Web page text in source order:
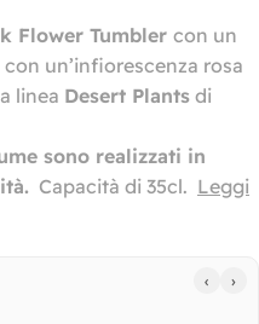
Flower Tumbler con un
un’infiorescenza rosa
linea Desert Plants di
sono realizzati in
. Capacità di 35cl. Leggi
‹ ›